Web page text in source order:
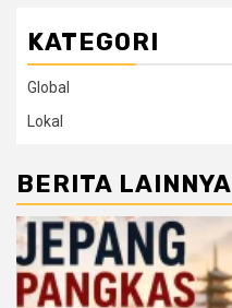
KATEGORI
Global
Lokal
BERITA LAINNYA